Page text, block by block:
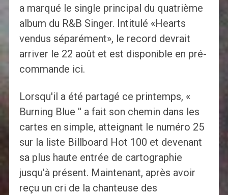
a marqué le single principal du quatrième
album du R&B Singer. Intitulé «Hearts
vendus séparément», le record devrait
arriver le 22 août et est disponible en pré-
commande ici.
Lorsqu'il a été partagé ce printemps, «
Burning Blue '' a fait son chemin dans les
cartes en simple, atteignant le numéro 25
sur la liste Billboard Hot 100 et devenant
sa plus haute entrée de cartographie
jusqu'à présent. Maintenant, après avoir
reçu un cri de la chanteuse des